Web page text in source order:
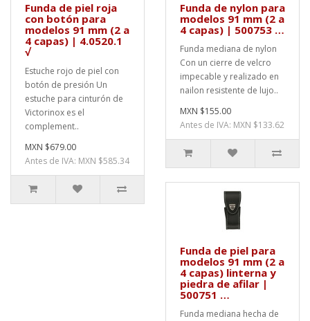
Funda de piel roja
con botón para
modelos 91 mm (2 a
4 capas) | 4.0520.1
√
Estuche rojo de piel con
botón de presión Un
estuche para cinturón de
Victorinox es el
complement..
MXN $679.00
Antes de IVA: MXN $585.34
Funda de nylon para
modelos 91 mm (2 a
4 capas) | 500753 …
Funda mediana de nylon
Con un cierre de velcro
impecable y realizado en
nailon resistente de lujo..
MXN $155.00
Antes de IVA: MXN $133.62
Funda de piel para
modelos 91 mm (2 a
4 capas) linterna y
piedra de afilar |
500751 …
Funda mediana hecha de